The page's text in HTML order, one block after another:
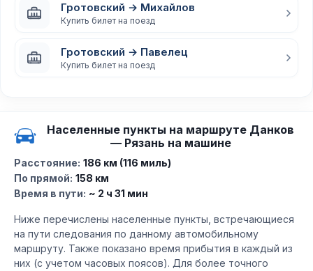
Гротовский → Михайлов
Купить билет на поезд
Гротовский → Павелец
Купить билет на поезд
Населенные пункты на маршруте Данков
— Рязань на машине
Расстояние: 186 км (116 миль)
По прямой: 158 км
Время в пути: ~ 2 ч 31 мин
Ниже перечислены населенные пункты, встречающиеся
на пути следования по данному автомобильному
маршруту. Также показано время прибытия в каждый из
них (с учетом часовых поясов). Для более точного